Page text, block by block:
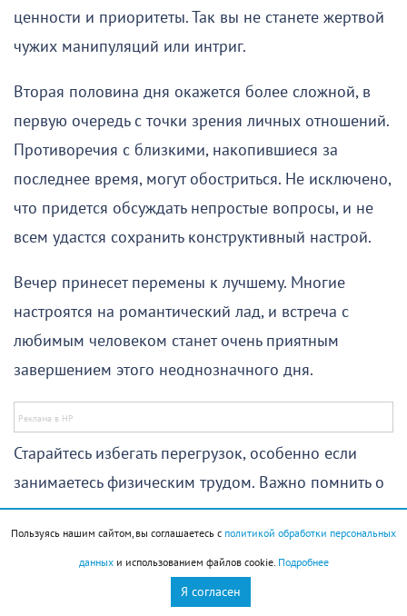
ценности и приоритеты. Так вы не станете жертвой
чужих манипуляций или интриг.
Вторая половина дня окажется более сложной, в
первую очередь с точки зрения личных отношений.
Противоречия с близкими, накопившиеся за
последнее время, могут обостриться. Не исключено,
что придется обсуждать непростые вопросы, и не
всем удастся сохранить конструктивный настрой.
Вечер принесет перемены к лучшему. Многие
настроятся на романтический лад, и встреча с
любимым человеком станет очень приятным
завершением этого неоднозначного дня.
Старайтесь избегать перегрузок, особенно если
занимаетесь физическим трудом. Важно помнить о
чувстве меры и не испытывать организм на
прочность.
19 апреля)
Пользуясь нашим сайтом, вы соглашаетесь с политикой обработки персональных
данныхи использованием файлов cookie. Подробнее
Я согласен